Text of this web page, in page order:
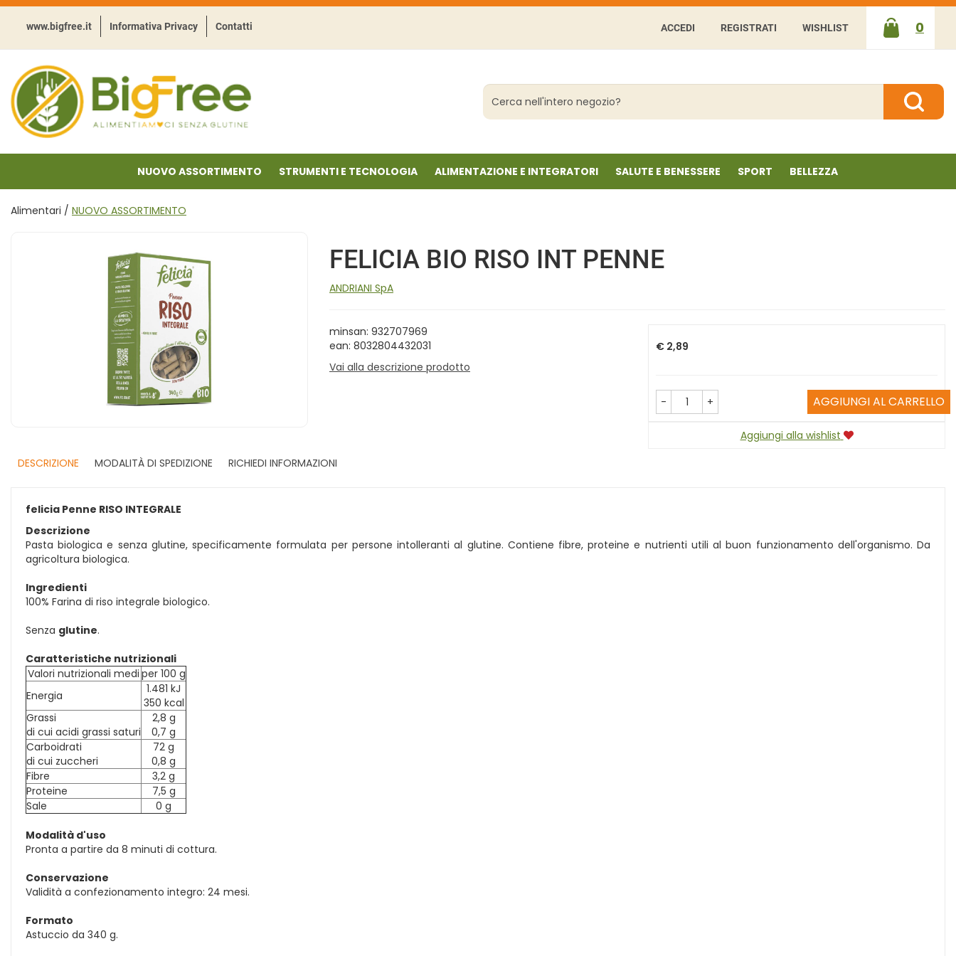
Passa
principale
www.bigfree.it Informativa Privacy Contatti ACCEDI REGISTRATI WISHLIST 0
ARTICOLI
INSERITI
BigFree
-
Punto
celiachia
Cerca
Prodotto
Cerca
NUOVO ASSORTIMENTO STRUMENTI E TECNOLOGIA ALIMENTAZIONE E INTEGRATORI SALUTE E BENESSERE SPORT BELLEZZA
Alimentari / NUOVO ASSORTIMENTO
FELICIA BIO RISO INT PENNE
ANDRIANI SpA
minsan: 932707969
ean: 8032804432031
Vai alla descrizione prodotto
Prezzo
€ 2,89
- + AGGIUNGI AL CARRELLO
Aggiungi alla wishlist
DESCRIZIONE
MODALITÀ DI SPEDIZIONE RICHIEDI INFORMAZIONI
felicia Penne RISO INTEGRALE
Descrizione
Pasta biologica e senza glutine, specificamente formulata per persone intolleranti al glutine. Contiene fibre, proteine e nutrienti utili al buon funzionamento dell'organismo. Da
agricoltura biologica.
Ingredienti
100% Farina di riso integrale biologico.
Senza glutine.
Caratteristiche nutrizionali
Valori nutrizionali medi per 100 g
Energia
1.481 kJ
350 kcal
Grassi
di cui acidi grassi saturi
2,8 g
0,7 g
Carboidrati
di cui zuccheri
72 g
0,8 g
Fibre
3,2 g
Proteine
7,5 g
Sale
0 g
Modalità d'uso
Pronta a partire da 8 minuti di cottura.
Conservazione
Validità a confezionamento integro: 24 mesi.
Formato
Astuccio da 340 g.